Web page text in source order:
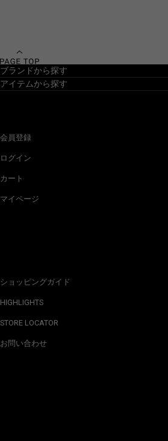
ブランドから探す
アイテムから探す
会員登録
ログイン
カート
マイページ
ショッピングガイド
HIGHLIGHTS
STORE LOCATOR
お問い合わせ